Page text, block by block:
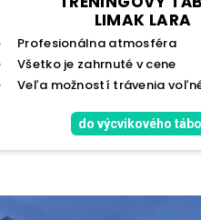
LIMAK LARA
Profesionálna atmosféra
Všetko je zahrnuté v cene
Veľa možností trávenia
do výcvikového